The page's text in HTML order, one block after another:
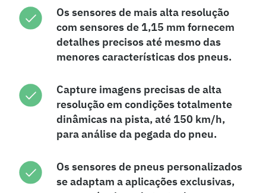
Os sensores de mais alta resolução
com sensores de 1,15 mm fornecem
detalhes precisos até mesmo das
menores características dos pneus.
Capture imagens precisas de alta
resolução em condições totalmente
dinâmicas na pista, até 150 km/h,
para análise da pegada do pneu.
Os sensores de pneus personalizados
se adaptam a aplicações exclusivas,